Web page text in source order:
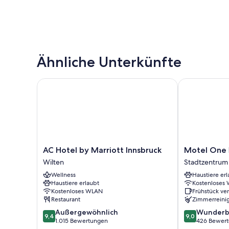
Ähnliche Unterkünfte
AC
Hotel
by
Marriott
Innsbruck
Wilten
AC Hotel by Marriott Innsbruck
Wilten
Wellness
Haustiere erlaubt
Kostenloses WLAN
Restaurant
9.4
von
9,4 Außergewöhnlich
1.015 Bewertungen
AC Hotel by Marriott Innsbruck
Motel
One
Innsbruck
Stadtzentrum
von
Innsbruck
Motel One
Haustiere
Kostenloses
Frühstück
9.0
von
9,0
426
Motel One